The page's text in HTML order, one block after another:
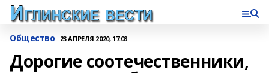
Общество 23 АПРЕЛЯ 2020, 17:08
Дорогие соотечественники,